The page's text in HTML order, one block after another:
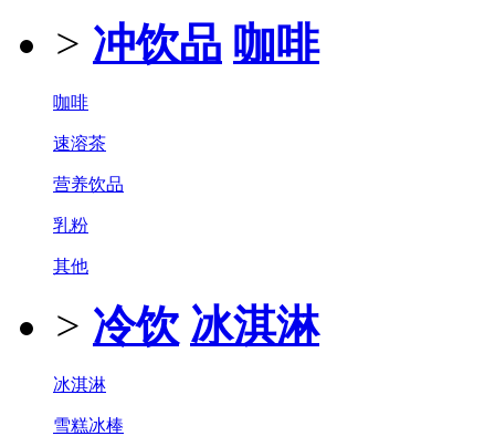
> 冲饮品 咖啡
咖啡
速溶茶
营养饮品
乳粉
其他
> 冷饮 冰淇淋
冰淇淋
雪糕冰棒